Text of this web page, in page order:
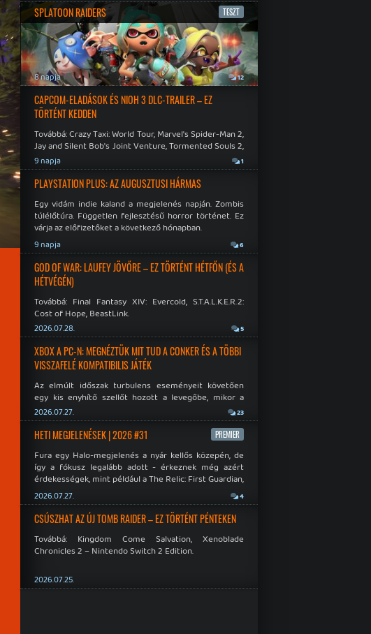
SPLATOON RAIDERS TESZT
8 napja 12
CAPCOM-ELADÁSOK ÉS NIOH 3 DLC-TRAILER – EZ
TÖRTÉNT KEDDEN
Továbbá: Crazy Taxi: World Tour, Marvel's Spider-Man 2,
Jay and Silent Bob's Joint Venture, Tormented Souls 2,
No More Room in Hell, Slain 2: The Beast Within.
9 napja 1
PLAYSTATION PLUS: AZ AUGUSZTUSI HÁRMAS
Egy vidám indie kaland a megjelenés napján. Zombis
túlélőtúra. Független fejlesztésű horror történet. Ez
várja az előfizetőket a következő hónapban.
9 napja 6
GOD OF WAR: LAUFEY JÖVŐRE – EZ TÖRTÉNT HÉTFŐN (ÉS A
HÉTVÉGÉN)
Továbbá: Final Fantasy XIV: Evercold, S.T.A.L.K.E.R.2:
Cost of Hope, BeastLink.
2026.07.28. 5
XBOX A PC-N: MEGNÉZTÜK MIT TUD A CONKER ÉS A TÖBBI
VISSZAFELÉ KOMPATIBILIS JÁTÉK
Az elmúlt időszak turbulens eseményeit követően
egy kis enyhítő szellőt hozott a levegőbe, mikor a
Microsoft bejelentette, hogy PC-re is kiterjesztik az
Xbox Original visszafelé kompatibilitást. Lássuk,
meddig jutottak...
2026.07.27. 23
HETI MEGJELENÉSEK | 2026 #31 PREMIER
Fura egy Halo-megjelenés a nyár kellős közepén, de
így a fókusz legalább adott - érkeznek még azért
érdekességek, mint például a The Relic: First Guardian,
a Xenoblade Chronicles 2 és a Dispatch új átiratai vagy
éppen a Mistfall Hunter
2026.07.27. 4
CSÚSZHAT AZ ÚJ TOMB RAIDER – EZ TÖRTÉNT PÉNTEKEN
Továbbá: Kingdom Come Salvation, Xenoblade
Chronicles 2 – Nintendo Switch 2 Edition.
2026.07.25.